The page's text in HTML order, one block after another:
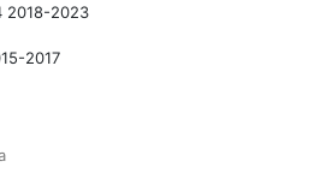
2018-2023
2017